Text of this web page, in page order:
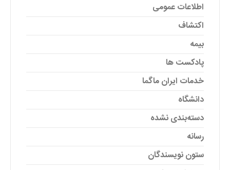
اطلاعات عمومی
اکتشاف
بیمه
پادکست ها
خدمات ایران ماگما
دانشگاه
دسته‌بندی نشده
رسانه
ستون نویسندگان